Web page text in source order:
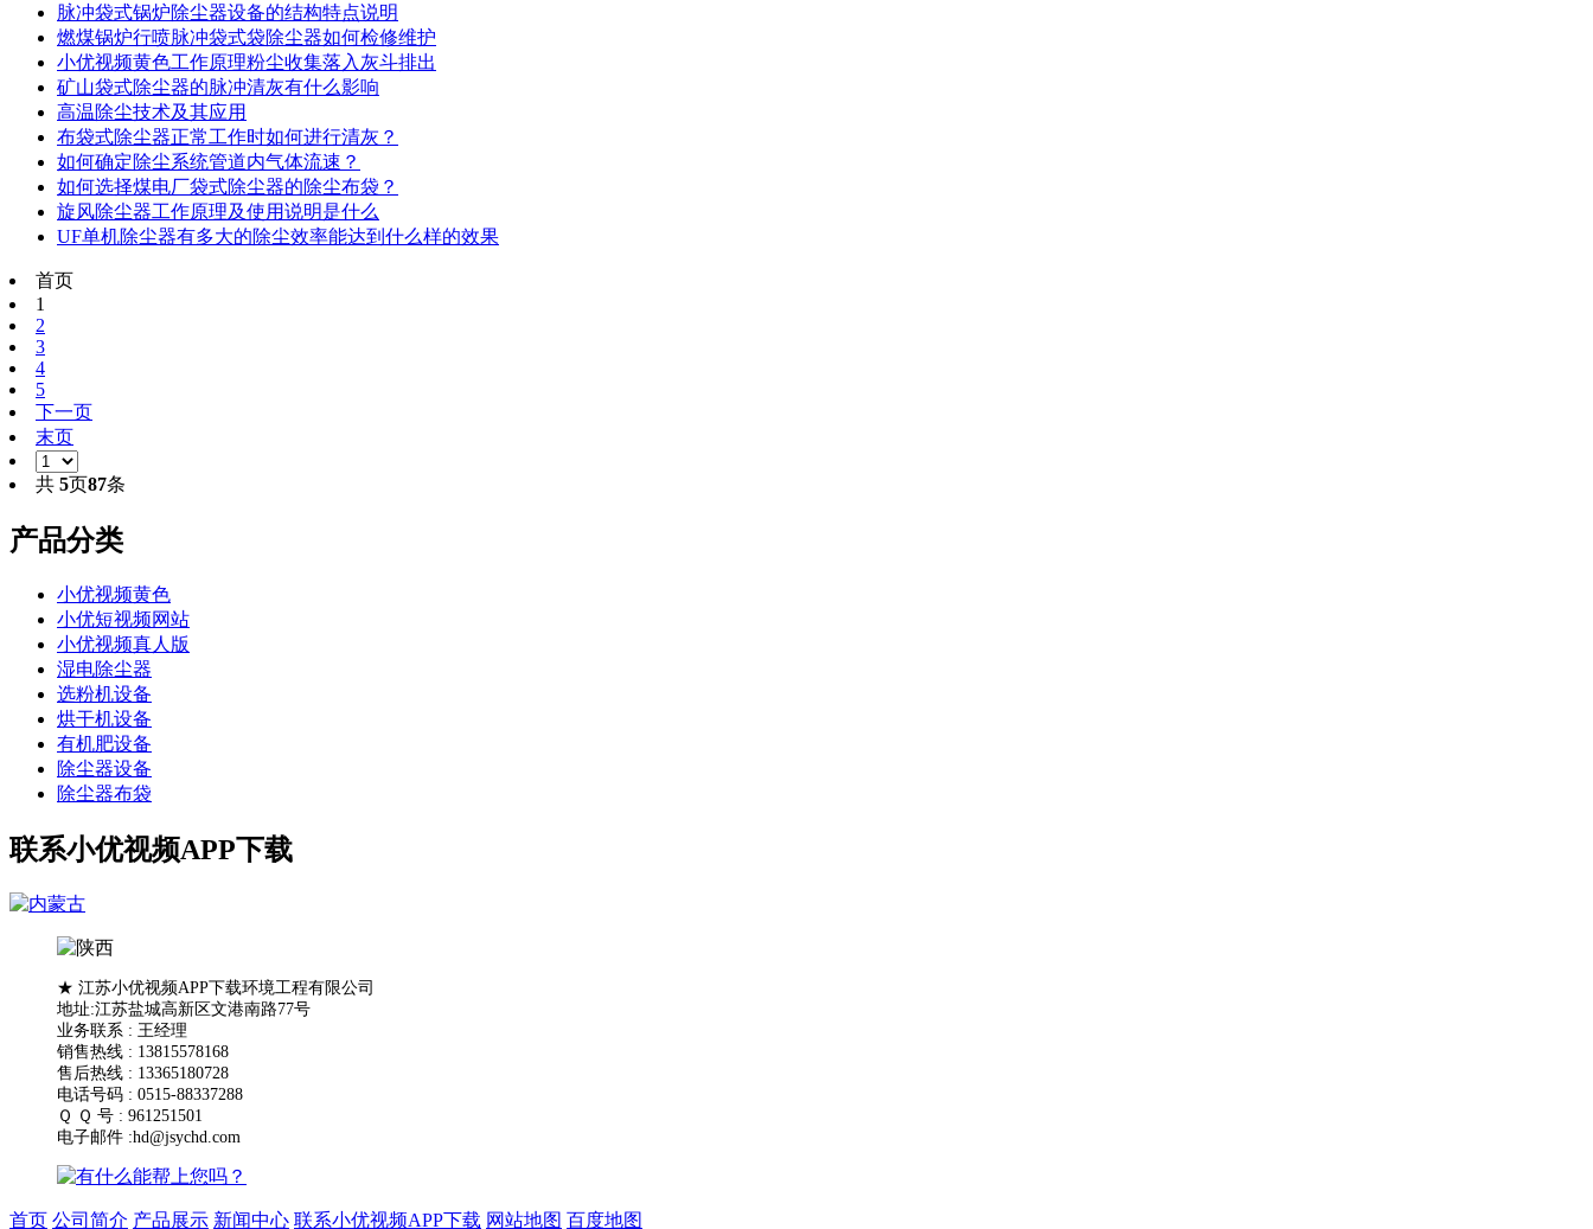
脉冲袋式锅炉除尘器设备的结构特点说明
燃煤锅炉行喷脉冲袋式袋除尘器如何检修维护
小优视频黄色工作原理粉尘收集落入灰斗排出
矿山袋式除尘器的脉冲清灰有什么影响
高温除尘技术及其应用
布袋式除尘器正常工作时如何进行清灰？
如何确定除尘系统管道内气体流速？
如何选择煤电厂袋式除尘器的除尘布袋？
旋风除尘器工作原理及使用说明是什么
UF单机除尘器有多大的除尘效率能达到什么样的效果
首页
1
2
3
4
5
下一页
末页
共 5页87条
产品分类
小优视频黄色
小优短视频网站
小优视频真人版
湿电除尘器
选粉机设备
烘干机设备
有机肥设备
除尘器设备
除尘器布袋
联系小优视频APP下载
★ 江苏小优视频APP下载环境工程有限公司
地址:江苏盐城高新区文港南路77号
业务联系 : 王经理
销售热线 : 13815578168
售后热线 : 13365180728
电话号码 : 0515-88337288
Ｑ Ｑ 号 : 961251501
电子邮件 :hd@jsychd.com
首页 公司简介 产品展示 新闻中心 联系小优视频APP下载 网站地图 百度地图